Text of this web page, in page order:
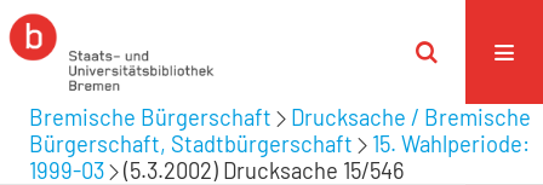
Bremische Bürgerschaft
Drucksache / Bremische
Bürgerschaft, Stadtbürgerschaft
15. Wahlperiode:
1999-03
(5.3.2002) Drucksache 15/546